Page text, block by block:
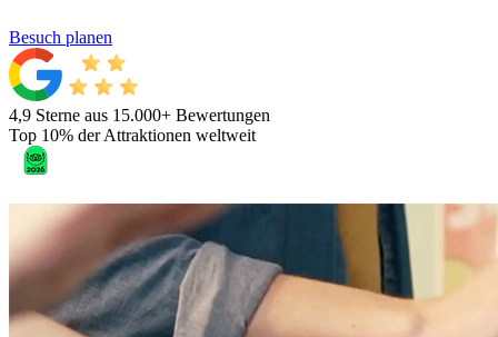
Besuch planen
4,9 Sterne aus 15.000+ Bewertungen
Top 10% der Attraktionen weltweit